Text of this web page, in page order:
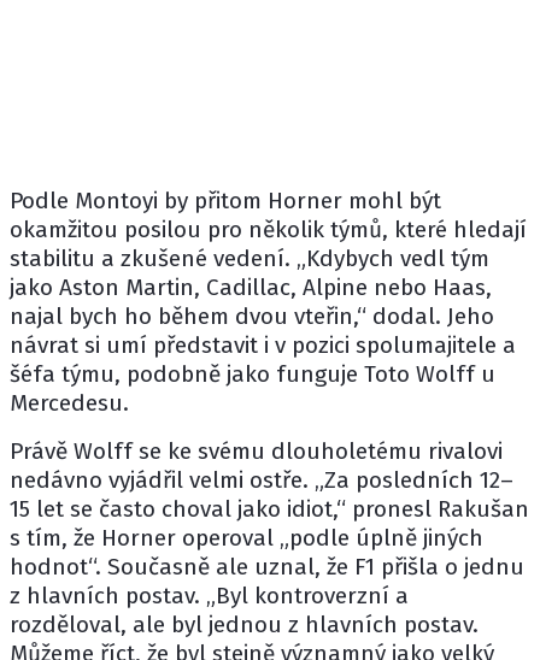
Podle Montoyi by přitom Horner mohl být
okamžitou posilou pro několik týmů, které hledají
stabilitu a zkušené vedení. „Kdybych vedl tým
jako Aston Martin, Cadillac, Alpine nebo Haas,
najal bych ho během dvou vteřin,“ dodal. Jeho
návrat si umí představit i v pozici spolumajitele a
šéfa týmu, podobně jako funguje Toto Wolff u
Mercedesu.
Právě Wolff se ke svému dlouholetému rivalovi
nedávno vyjádřil velmi ostře. „Za posledních 12–
15 let se často choval jako idiot,“ pronesl Rakušan
s tím, že Horner operoval „podle úplně jiných
hodnot“. Současně ale uznal, že F1 přišla o jednu
z hlavních postav. „Byl kontroverzní a
rozděloval, ale byl jednou z hlavních postav.
Můžeme říct, že byl stejně významný jako velký